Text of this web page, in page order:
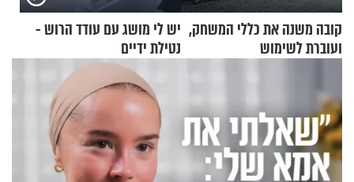
קובה משנה את כללי המשחק,
ועוברת לשימוש
יש לי מושג עם עודד הרוש -
נטילת ידיים